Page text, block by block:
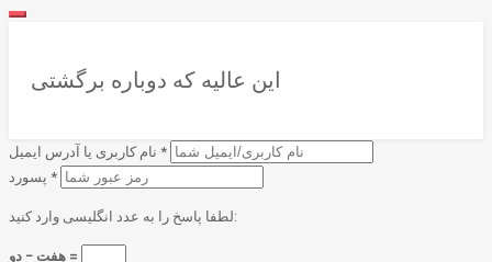
این عالیه که دوباره برگشتی
*
*
لطفا پاسخ را به عدد انگلیسی وارد کنید:
هفت − دو =